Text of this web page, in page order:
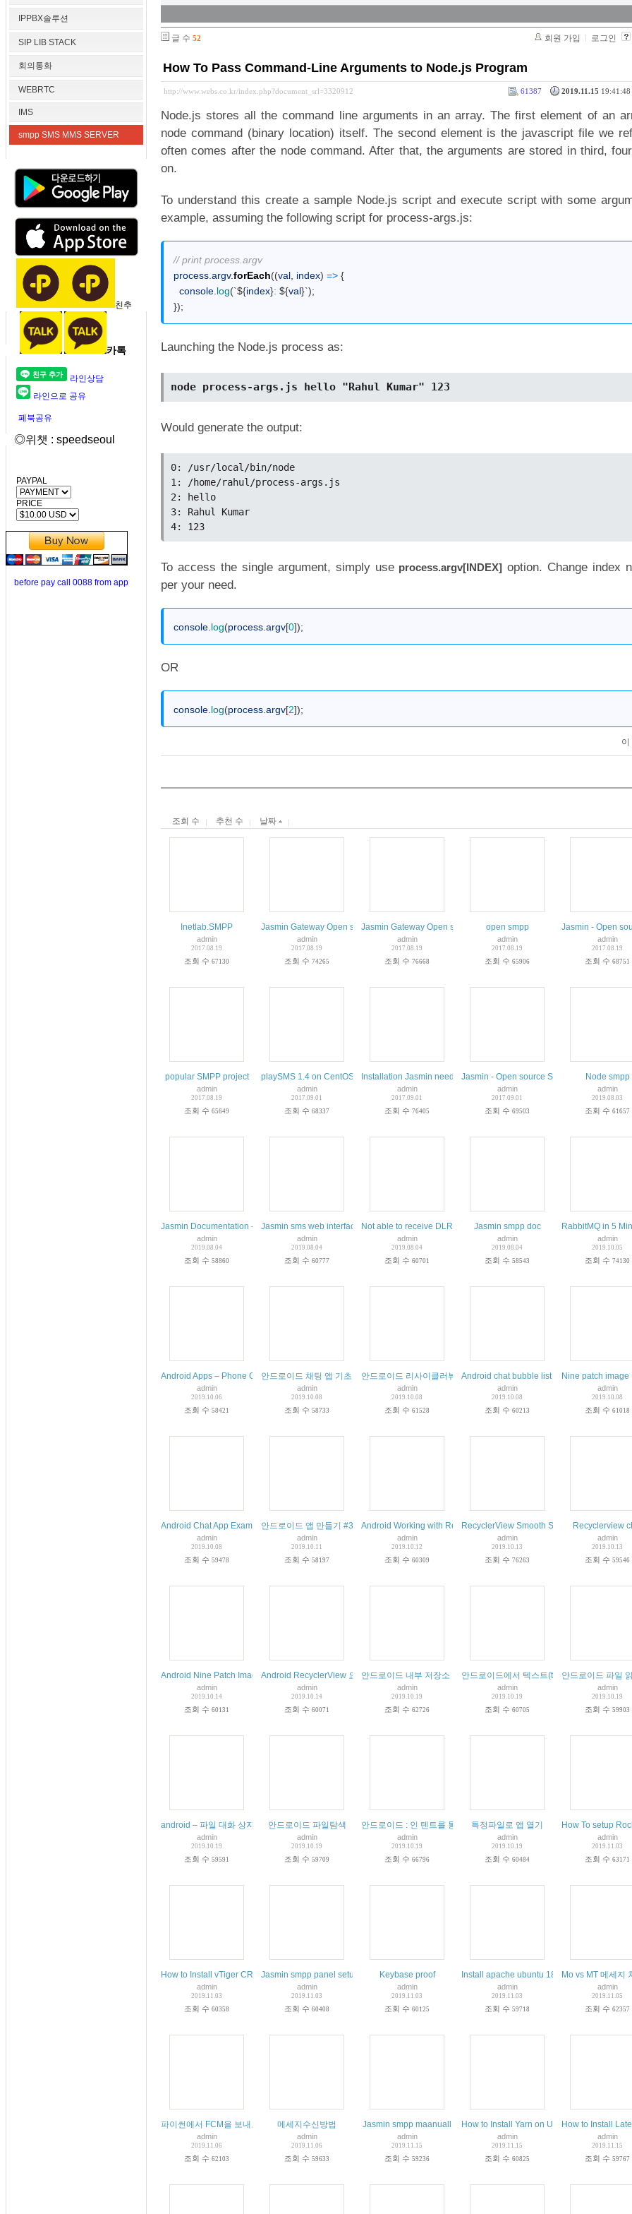
IPPBX솔루션
SIP LIB STACK
회의통화
WEBRTC
IMS
smpp SMS MMS SERVER
친추
카톡
라인상담
라인으로 공유
페북공유
◎위챗 : speedseoul
PAYPAL
PRICE
before pay call 0088 from app
글 수 52 회원 가입 로그인
How To Pass Command-Line Arguments to Node.js Program
http://www.webs.co.kr/index.php?document_srl=3320912 2019.11.15
61387
Node.js stores all the command line arguments in an array. The first element of an
node command (binary location) itself. The second element is the javascript file we
often comes after the node command. After that, the arguments are stored in third,
on.
To understand this create a sample Node.js script and execute script with some
example, assuming the following script for process-args.js:
// print process.argv
process argv.forEach((val index) => {
console log(`${index}: ${val}`);
});
Launching the Node.js process as:
node process-args.js hello "Rahul Kumar" 123
Would generate the output:
0: /usr/local/bin/node
1: /home/rahul/process-args.js
2: hello
3: Rahul Kumar
To access the single argument, simply use process.argv[INDEX] option. Change index
per your need.
console log(process argv[0]);
OR
console log(process argv[2]);
이
조회 수 추천 수 날짜
Inetlab.SMPP
admin
2017.08.19
조회 수 67130
Jasmin Gateway Open source SMS Gateway
admin
2017.08.19
조회 수 74265
Jasmin Gateway Open source SMS Gateway The message router
admin
2017.08.19
조회 수 76668
open smpp
admin
2017.08.19
조회 수 65906
Jasmin - Open
admin
2017.08.19
조회 수 68751
popular SMPP project
admin
2017.08.19
조회 수 65649
playSMS 1.4 on CentOS 7.2 with MariaDB 5.5.50
admin
2017.09.01
조회 수 68337
Installation Jasmin needs a working RabbitMQ and Redis servers
admin
2017.09.01
조회 수 76405
Jasmin - Open source SMS gateway SMPP
admin
2017.09.01
조회 수 69503
Node smpp
admin
2019.08.03
조회 수 61657
Jasmin Documentation - Read the Docs smpp
admin
2019.08.04
조회 수 58860
Jasmin sms web interface - PowerSMPP
admin
2019.08.04
조회 수 60777
Not able to receive DLR from SMPP - Jasmin
admin
2019.08.04
조회 수 60701
Jasmin smpp doc
admin
2019.08.04
조회 수 58543
RabbitMQ in 5
admin
2019.10.05
조회 수 74130
Android Apps – Phone Calls and SMS
admin
2019.10.06
조회 수 58421
안드로이드 채팅 앱 기초 Android Chat Tutorial: Building a Messaging UI
admin
2019.10.08
조회 수 58733
안드로이드 리사이클러뷰 기본 사용법. (Android RecyclerView)
admin
2019.10.08
조회 수 61528
Android chat bubble list view
admin
2019.10.08
조회 수 60213
Nine patch image
admin
2019.10.08
조회 수 61018
Android Chat App Example Using RecyclerView
admin
2019.10.08
조회 수 59478
안드로이드 앱 만들기 #34 파이어베이스 DB연동 리사이클러 뷰 (Firebase RecyclerView)
admin
2019.10.11
조회 수 58197
Android Working with Recycler View 리사이클러 뷰 안드로이드 초보 코
admin
2019.10.12
조회 수 60309
RecyclerView Smooth Scroll Android Studio
admin
2019.10.13
조회 수 76263
Recyclerview
admin
2019.10.13
조회 수 59546
Android Nine Patch Image Example
admin
2019.10.14
조회 수 60131
Android RecyclerView 요약 자세한 동작 설명
admin
2019.10.14
조회 수 60071
안드로이드 내부 저장소 텍스트 파일 읽기 및 쓰기 한줄씩읽어오기
admin
2019.10.19
조회 수 62726
안드로이드에서 텍스트(text) 파일 읽고 쓰기.
admin
2019.10.19
조회 수 60705
안드로이드 파일
admin
2019.10.19
조회 수 59903
android – 파일 대화 상자 선택
admin
2019.10.19
조회 수 59591
안드로이드 파일탐색
admin
2019.10.19
조회 수 59709
안드로이드 : 인 텐트를 통해 특정 폴더를 열고 파일 브라우저에 내용을 표
admin
2019.10.19
조회 수 66796
특정파일로 앱 열기
admin
2019.10.19
조회 수 60484
How To setup
admin
2019.11.03
조회 수 63171
How to Install vTiger CRM on Ubuntu 18.04 LTS
admin
2019.11.03
조회 수 60358
Jasmin smpp panel setup
admin
2019.11.03
조회 수 60408
Keybase proof
admin
2019.11.03
조회 수 60125
Install apache ubuntu 18.04 phpmyadmin
admin
2019.11.03
조회 수 59718
Mo vs MT 메세지
admin
2019.11.05
조회 수 62357
파이썬에서 FCM을 보내보자.
admin
2019.11.06
조회 수 62103
메세지수신방법
admin
2019.11.06
조회 수 59633
Jasmin smpp maanuall
admin
2019.11.15
조회 수 59236
How to Install Yarn on Ubuntu, Debian &
admin
2019.11.15
조회 수 60825
How to Install
admin
2019.11.15
조회 수 59767